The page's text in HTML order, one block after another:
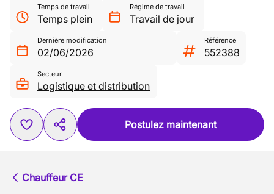
Temps de travail
Temps plein
Régime de travail
Travail de jour
Dernière modification
02/06/2026
Référence
552388
Secteur
Logistique et distribution
Postulez maintenant
Chauffeur CE